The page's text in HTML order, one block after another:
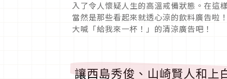
入了令人懷疑人生的高溫戒備狀態。在這
當然是那些看起來就透心涼的飲料廣告啦
大喊「給我來一杯！」的清涼廣告吧！
讓西島秀俊、山崎賢人和上